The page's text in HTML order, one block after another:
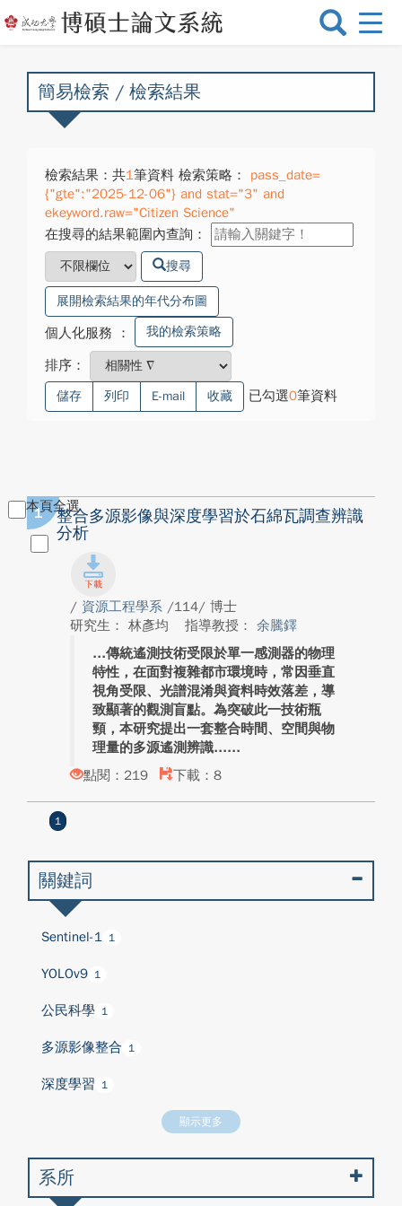
選
換
簡易檢索 / 檢索結果
檢索結果：共1筆資料 檢索策略：
pass_date=
{"gte":"2025-12-06"} and stat="3" and
ekeyword.raw="Citizen Science"
在搜尋的結果範圍內查詢：
搜尋
展開檢索結果的年代分布圖
個人化服務 ： 我的檢索策略
排序：
儲存 列印 E-mail 收藏 已勾選0筆資料
本頁全選
1
整合多源影像與深度學習於石綿瓦調查辨識
分析
/ 資源工程學系 /114/ 博士
研究生： 林彥均
指導教授： 余騰鐸
傳統遙測技術受限於單一感測器的物理
特性，在面對複雜都市環境時，常因垂直
視角受限、光譜混淆與資料時效落差，導
致顯著的觀測盲點。為突破此一技術瓶
頸，本研究提出一套整合時間、空間與物
理量的多源遙測辨識...
點閱：219
下載：8
1
關鍵詞
Sentinel-1 1
YOLOv9 1
公民科學 1
多源影像整合 1
深度學習 1
顯示更多
系所